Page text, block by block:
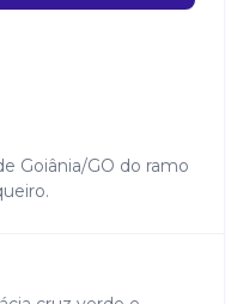
Goiânia/GO do ramo